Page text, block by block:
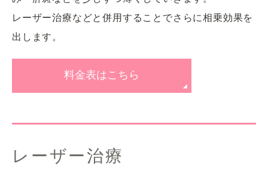
レーザー治療などと併用することでさらに相乗効果を
出します。
料金表はこちら
レーザー治療